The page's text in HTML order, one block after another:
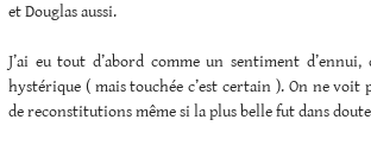
et Douglas aussi.
J’ai eu tout d’abord comme un sentiment
hystérique ( mais touchée c’est certain ). On ne voit
de reconstitutions même si la plus belle fut dans